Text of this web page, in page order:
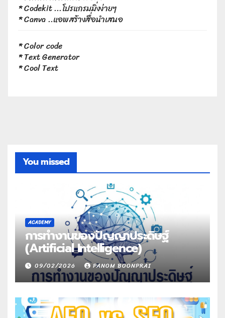
*Codekit...โปรแกรมมิ่งง่ายๆ
*Canva..แอพสร้างสื่อนำเสนอ
*Color code
*Text Generator
*Cool Text
You missed
ACADEMY
การทำงานของปัญญาประดิษฐ์
(Artificial Intelligence)
09/02/2026 PANOM BOONPRAI